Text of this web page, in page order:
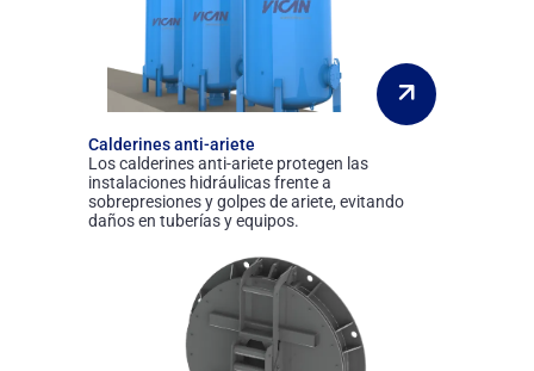
Calderines anti-ariete
Los calderines anti-ariete protegen las
instalaciones hidráulicas frente a
sobrepresiones y golpes de ariete, evitando
daños en tuberías y equipos.